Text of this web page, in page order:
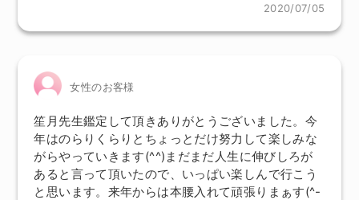
2020/07/05
女性のお客様
笙月先生鑑定して頂きありがとうございました。今
年はのらりくらりとちょっとだけ努力して楽しみな
がらやっていきます(^^)まだまだ人生に伸びしろが
あると言って頂いたので、いっぱい楽しんで行こう
と思います。来年からは本腰入れて頑張りまぁす(^-